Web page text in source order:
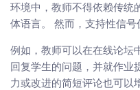
环境中，教师不得依赖传统
体语言。 然而，支持性信号
例如，教师可以在在线论坛
回复学生的问题，并就作业
力或改进的简短评论也可以